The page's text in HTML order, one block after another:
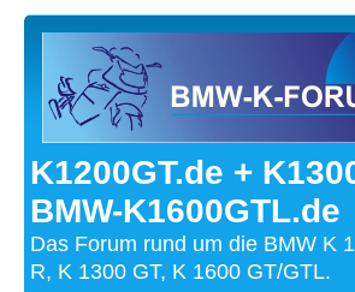
K1200GT.de +
BMW-K1600GTL.de
Das Forum rund um die BMW K
R, K 1300 GT, K 1600 GT/GTL.